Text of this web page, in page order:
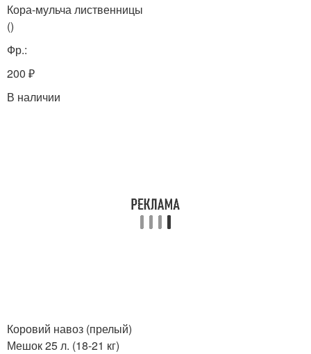
Кора-мульча лиственницы
()
Фр.:
200 ₽
В наличии
Коровий навоз (прелый)
Мешок 25 л. (18-21 кг)